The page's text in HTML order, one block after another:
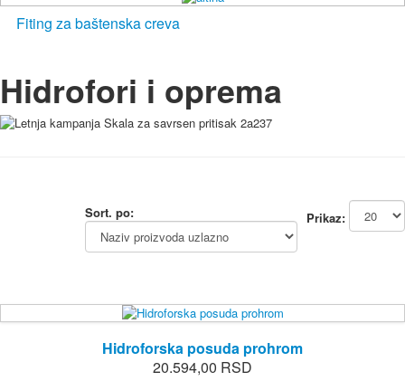
Fiting za baštenska creva
Hidrofori i oprema
Prikaz:
Sort. po:
Hidroforska posuda prohrom
20.594,00 RSD